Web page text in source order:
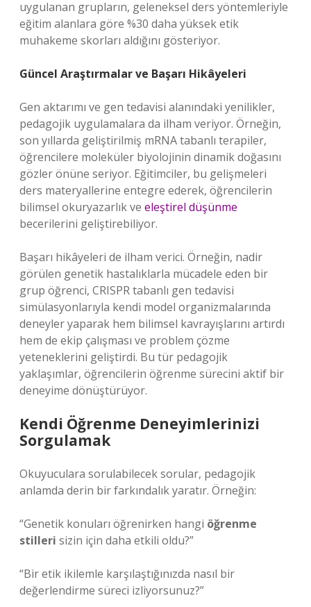
uygulanan grupların, geleneksel ders yöntemleriyle
eğitim alanlara göre %30 daha yüksek etik
muhakeme skorları aldığını gösteriyor.
Güncel Araştırmalar ve Başarı Hikâyeleri
Gen aktarımı ve gen tedavisi alanındaki yenilikler,
pedagojik uygulamalara da ilham veriyor. Örneğin,
son yıllarda geliştirilmiş mRNA tabanlı terapiler,
öğrencilere moleküler biyolojinin dinamik doğasını
gözler önüne seriyor. Eğitimciler, bu gelişmeleri
ders materyallerine entegre ederek, öğrencilerin
bilimsel okuryazarlık ve eleştirel düşünme
becerilerini geliştirebiliyor.
Başarı hikâyeleri de ilham verici. Örneğin, nadir
görülen genetik hastalıklarla mücadele eden bir
grup öğrenci, CRISPR tabanlı gen tedavisi
simülasyonlarıyla kendi model organizmalarında
deneyler yaparak hem bilimsel kavrayışlarını artırdı
hem de ekip çalışması ve problem çözme
yeteneklerini geliştirdi. Bu tür pedagojik
yaklaşımlar, öğrencilerin öğrenme sürecini aktif bir
deneyime dönüştürüyor.
Kendi Öğrenme Deneyimlerinizi
Sorgulamak
Okuyuculara sorulabilecek sorular, pedagojik
anlamda derin bir farkındalık yaratır. Örneğin:
“Genetik konuları öğrenirken hangi öğrenme
stilleri sizin için daha etkili oldu?”
“Bir etik ikilemle karşılaştığınızda nasıl bir
değerlendirme süreci izliyorsunuz?”